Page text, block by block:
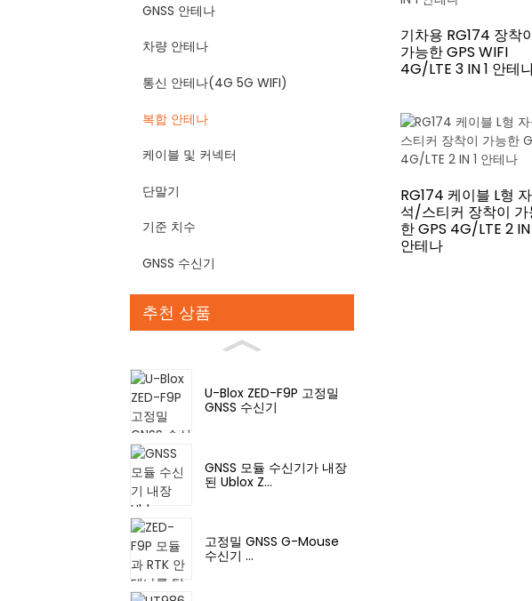
GNSS 안테나
차량 안테나
통신 안테나(4G 5G WIFI)
복합 안테나
케이블 및 커넥터
단말기
기준 치수
GNSS 수신기
추천 상품
U-Blox ZED-F9P 고정밀
GNSS 수신기
GNSS 모듈 수신기가 내장
된 Ublox Z...
고정밀 GNSS G-Mouse
수신기 ...
기차용 RG174 장착
가능한 GPS WIFI
4G/LTE 3 IN 1 안테
RG174 케이블 L형 자
석/스티커 장착이 가
한 GPS 4G/LTE 2 IN
안테나